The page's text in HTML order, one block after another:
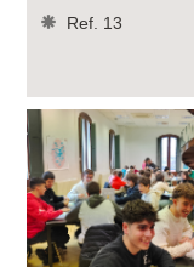
Ref. 13